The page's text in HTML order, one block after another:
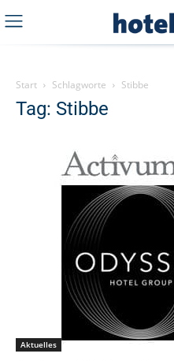
Start Schlagworte Stibbe
Tag: Stibbe
Aktuelles